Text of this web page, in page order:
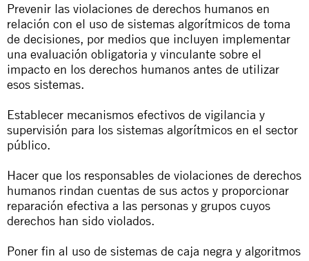
Prevenir las violaciones de derechos humanos en
relación con el uso de sistemas algorítmicos de toma
de decisiones, por medios que incluyen implementar
una evaluación obligatoria y vinculante sobre el
impacto en los derechos humanos antes de utilizar
esos sistemas.
Establecer mecanismos efectivos de vigilancia y
supervisión para los sistemas algorítmicos en el sector
público.
Hacer que los responsables de violaciones de derechos
humanos rindan cuentas de sus actos y proporcionar
reparación efectiva a las personas y grupos cuyos
derechos han sido violados.
Poner fin al uso de sistemas de caja negra y algoritmos